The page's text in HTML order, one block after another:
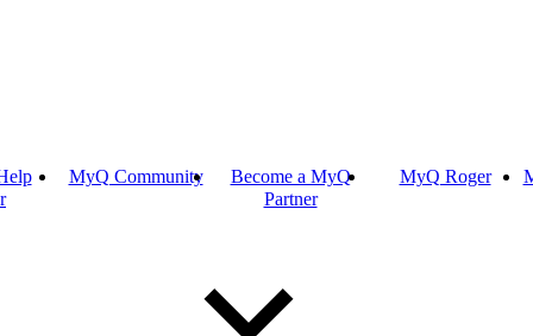
MyQ Community
Become a MyQ
Partner
MyQ Roger